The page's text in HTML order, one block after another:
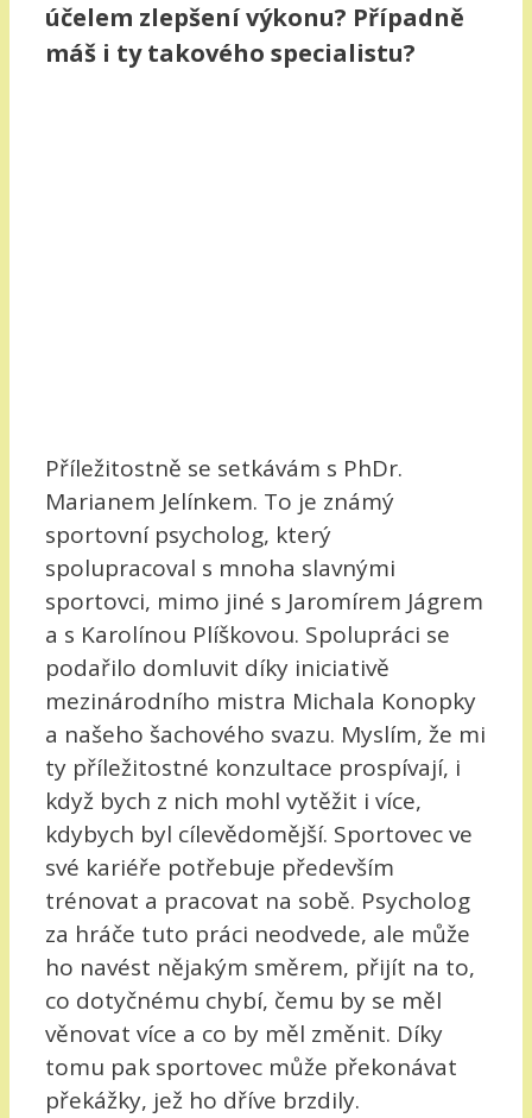
účelem zlepšení výkonu? Případně
máš i ty takového specialistu?
Příležitostně se setkávám s PhDr.
Marianem Jelínkem. To je známý
sportovní psycholog, který
spolupracoval s mnoha slavnými
sportovci, mimo jiné s Jaromírem Jágrem
a s Karolínou Plíškovou. Spolupráci se
podařilo domluvit díky iniciativě
mezinárodního mistra Michala Konopky
a našeho šachového svazu. Myslím, že mi
ty příležitostné konzultace prospívají, i
když bych z nich mohl vytěžit i více,
kdybych byl cílevědomější. Sportovec ve
své kariéře potřebuje především
trénovat a pracovat na sobě. Psycholog
za hráče tuto práci neodvede, ale může
ho navést nějakým směrem, přijít na to,
co dotyčnému chybí, čemu by se měl
věnovat více a co by měl změnit. Díky
tomu pak sportovec může překonávat
překážky, jež ho dříve brzdily.